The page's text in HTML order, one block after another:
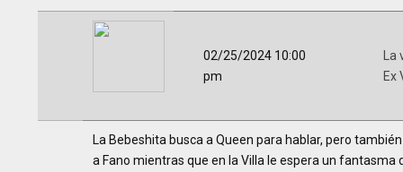
02/25/2024 10:00
pm
Ex
La Bebeshita busca a Queen para hablar, pero
a Fano mientras que en la Villa le espera un fantasma